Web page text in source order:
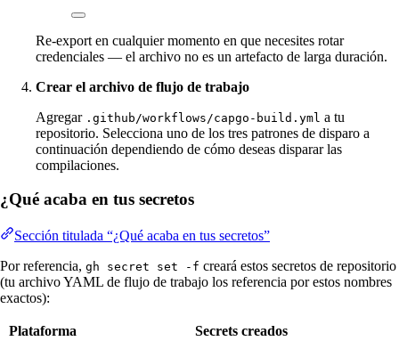
Re-export en cualquier momento en que necesites rotar
credenciales — el archivo no es un artefacto de larga duración.
Crear el archivo de flujo de trabajo
Agregar .github/workflows/capgo-build.yml a tu
repositorio. Selecciona uno de los tres patrones de disparo a
continuación dependiendo de cómo deseas disparar las
compilaciones.
¿Qué acaba en tus secretos
Sección titulada “¿Qué acaba en tus secretos”
Por referencia, gh secret set -f creará estos secretos de repositorio
(tu archivo YAML de flujo de trabajo los referencia por estos nombres
exactos):
Plataforma Secrets creados